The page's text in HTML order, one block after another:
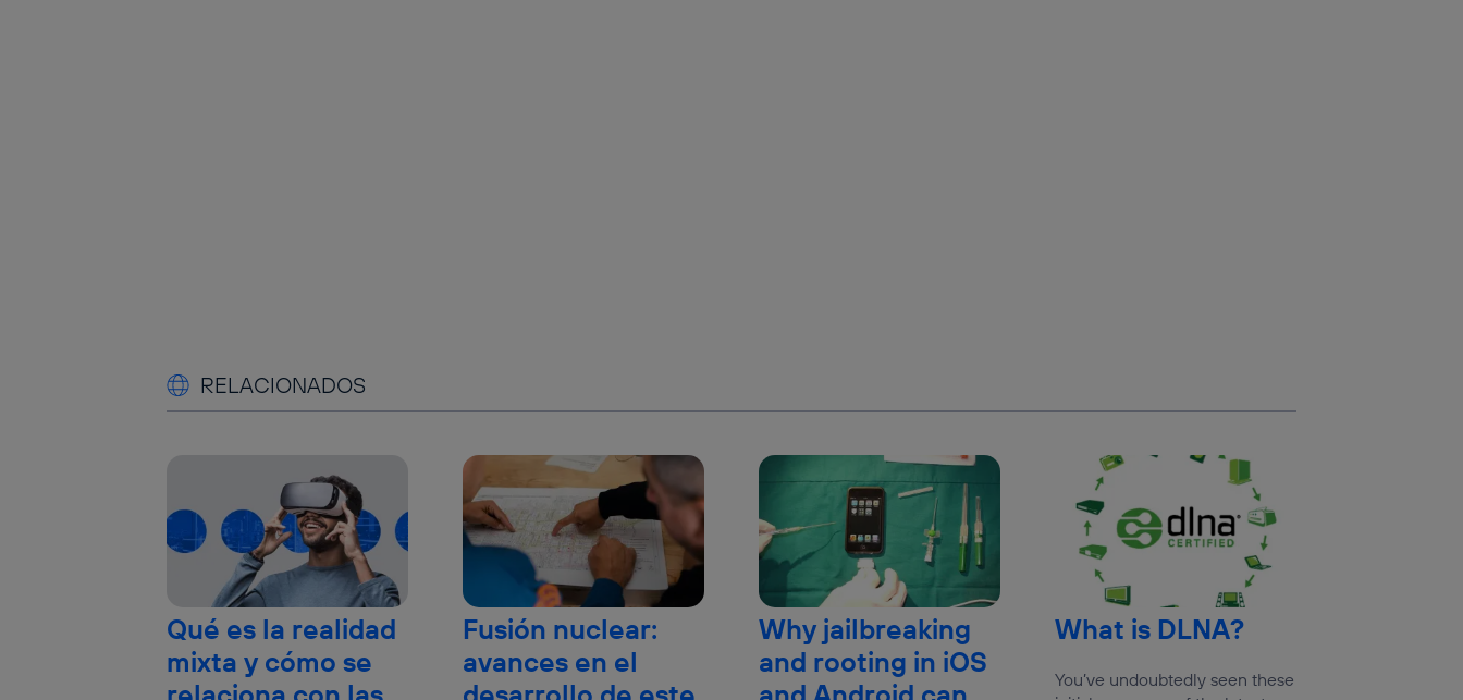
RELACIONADOS
Qué es la realidad
mixta y cómo se
Fusión nuclear:
avances en el
Why jailbreaking
and rooting in iOS
What is DLNA?
You’ve undoubtedly seen these